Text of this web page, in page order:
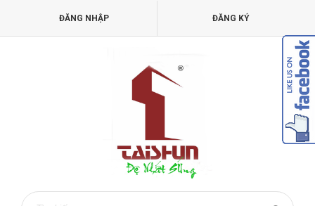
ĐĂNG NHẬP ĐĂNG KÝ